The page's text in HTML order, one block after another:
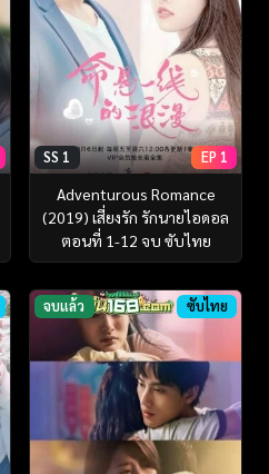
SS 1 EP 1
Adventurous Romance
(2019) เสี่ยงรัก รักนายไอดอล
ตอนที่ 1-12 จบ ซับไทย
จบแล้ว ซับไทย